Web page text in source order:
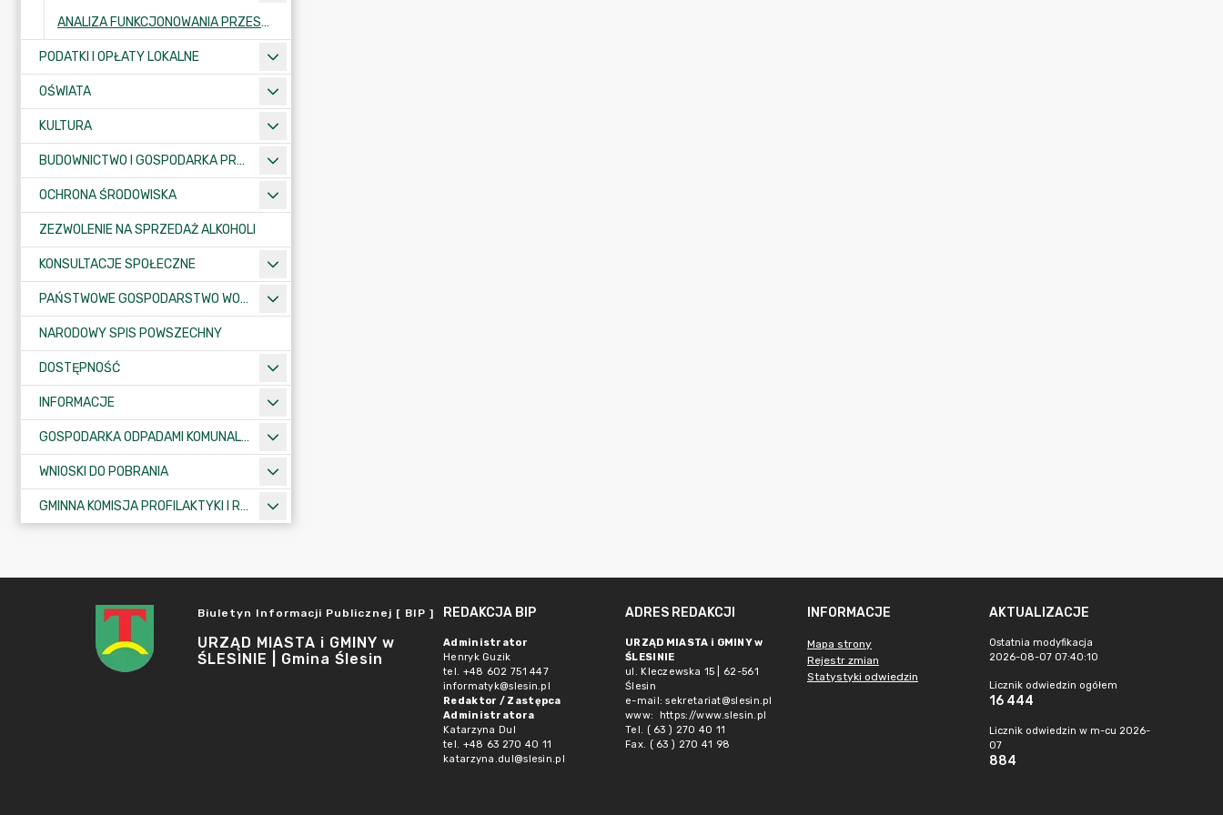
ANALIZA FUNKCJONOWANIA PRZESTRZENI DAWNEGO CENTRUM SPORTU I REKREACJI W ŚLESINIE
PODATKI I OPŁATY LOKALNE
OŚWIATA
KULTURA
BUDOWNICTWO I GOSPODARKA PRZESTRZENNA
OCHRONA ŚRODOWISKA
ZEZWOLENIE NA SPRZEDAŻ ALKOHOLI
KONSULTACJE SPOŁECZNE
PAŃSTWOWE GOSPODARSTWO WODNE WODY POLSKIE
NARODOWY SPIS POWSZECHNY
DOSTĘPNOŚĆ
INFORMACJE
GOSPODARKA ODPADAMI KOMUNALNYMI
WNIOSKI DO POBRANIA
GMINNA KOMISJA PROFILAKTYKI I ROZWIĄZYWANIA PROBLEMÓW ALKOHOLOWYCH
Biuletyn Informacji Publicznej [ BIP ]
URZĄD MIASTA i GMINY w
ŚLESINIE | Gmina Ślesin
REDAKCJA BIP
Administrator
Henryk Guzik
tel. +48 602 751 447
informatyk@slesin.pl
Redaktor / Zastępca
Administratora
Katarzyna Dul
tel. +48 63 270 40 11
katarzyna.dul@slesin.pl
ADRES REDAKCJI
URZĄD MIASTA i GMINY w
ŚLESINIE
ul. Kleczewska 15 | 62-561
Ślesin
e-mail:sekretariat@slesin.pl
www: https://www.slesin.pl
Tel. ( 63 ) 270 40 11
Fax. ( 63 ) 270 41 98
INFORMACJE
Mapa strony
Rejestr zmian
Statystyki odwiedzin
AKTUALIZACJE
Ostatnia modyfikacja
2026-08-07 07:40:10
Licznik odwiedzin ogółem
16 444
Licznik odwiedzin w m-cu 2026-
07
884